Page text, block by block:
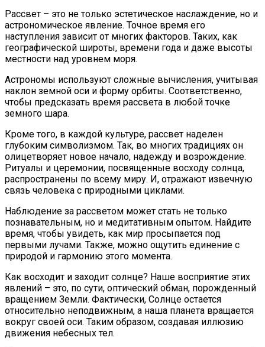
Рассвет – это не только эстетическое наслаждение, но и
астрономическое явление. Точное время его
наступления зависит от многих факторов. Таких, как
географической широты, времени года и даже высоты
местности над уровнем моря.
Астрономы используют сложные вычисления, учитывая
наклон земной оси и форму орбиты. Соответственно,
чтобы предсказать время рассвета в любой точке
земного шара.
Кроме того, в каждой культуре, рассвет наделен
глубоким символизмом. Так, во многих традициях он
олицетворяет новое начало, надежду и возрождение.
Ритуалы и церемонии, посвященные восходу солнца,
распространены по всему миру. И, отражают извечную
связь человека с природными циклами.
Наблюдение за рассветом может стать не только
познавательным, но и медитативным опытом. Найдите
время, чтобы увидеть, как мир просыпается под
первыми лучами. Также, можно ощутить единение с
природой и гармонию этого момента.
Как восходит и заходит солнце? Наше восприятие этих
явлений – это, по сути, оптический обман, порожденный
вращением Земли. Фактически, Солнце остается
относительно неподвижным, а наша планета вращается
вокруг своей оси. Таким образом, создавая иллюзию
движения небесных тел.